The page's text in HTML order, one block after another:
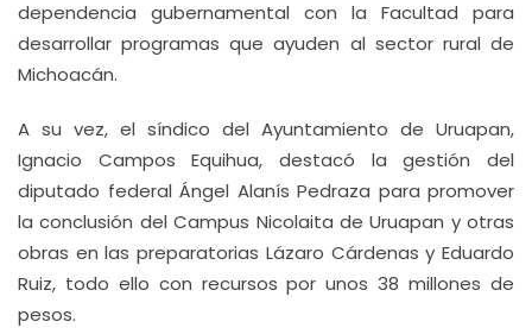
dependencia gubernamental con la Facultad para
desarrollar programas que ayuden al sector rural de
Michoacán.
A su vez, el síndico del Ayuntamiento de Uruapan,
Ignacio Campos Equihua, destacó la gestión del
diputado federal Ángel Alanís Pedraza para promover
la conclusión del Campus Nicolaita de Uruapan y otras
obras en las preparatorias Lázaro Cárdenas y Eduardo
Ruiz, todo ello con recursos por unos 38 millones de
pesos.